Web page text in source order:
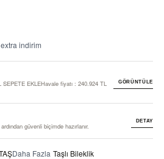
extra indirim
EKLEHavale fiyatı : 240.924 TL
GÖRÜNTÜLE
güvenli biçimde hazırlanır.
DETAY
Daha Fazla Taşlı Bileklik